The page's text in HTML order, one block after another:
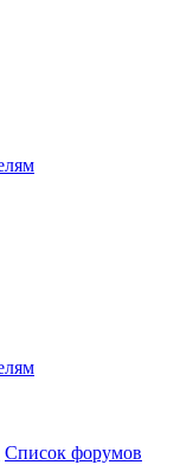
Список форумов